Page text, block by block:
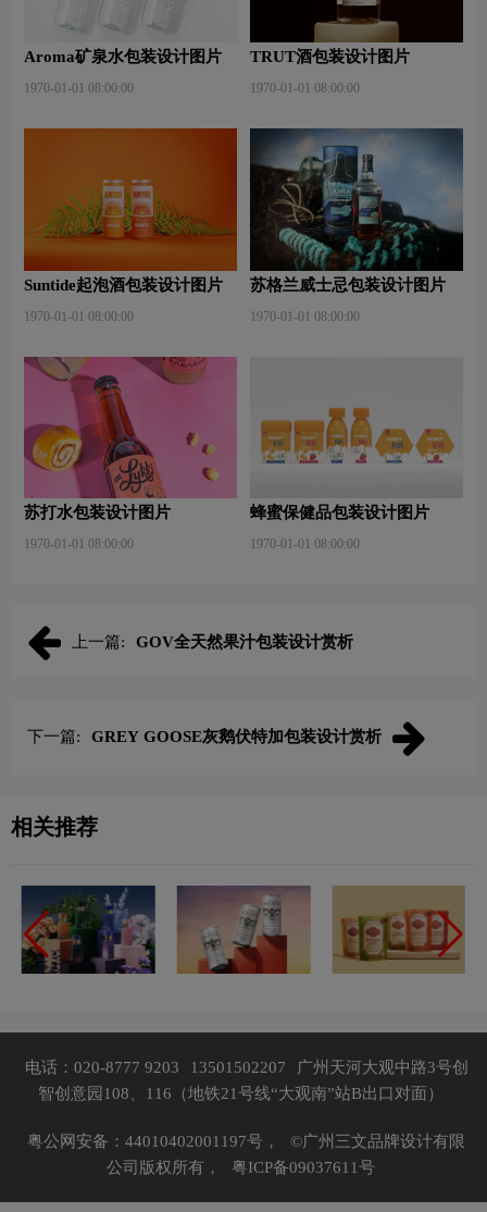
Aroma矿泉水包装设计图片
1970-01-01 08:00:00
TRUT酒包装设计图片
1970-01-01 08:00:00
Suntide起泡酒包装设计图片
1970-01-01 08:00:00
苏格兰威士忌包装设计图片
1970-01-01 08:00:00
苏打水包装设计图片
1970-01-01 08:00:00
蜂蜜保健品包装设计图片
1970-01-01 08:00:00
上一篇: GOV全天然果汁包装设计赏析
下一篇: GREY GOOSE灰鹅伏特加包装设计赏析
相关推荐
电话：020-8777 9203 13501502207
广州天河大观中路3号创
智创意园108、116（地铁21号线“大观南”站B出口对面）
粤公网安备：44010402001197号，
©广州三文品牌设计有限
公司版权所有，
粤ICP备09037611号